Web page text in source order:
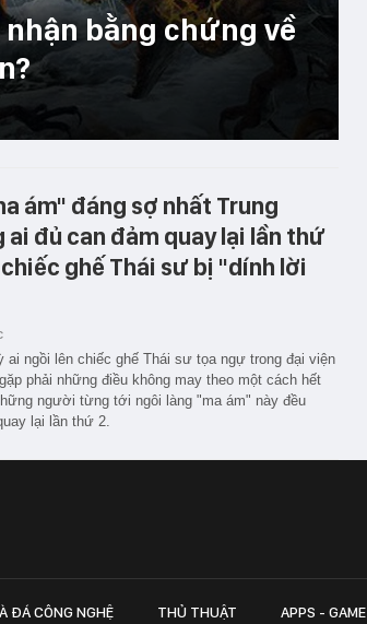
bằng chứng về
ám" đáng sợ nhất Trung
ai đủ can đảm quay lại lần thứ
chiếc ghế Thái sư bị "dính lời
ai ngồi lên chiếc ghế Thái sư tọa ngự trong đại viện
phải những điều không may theo một cách hết
người từng tới ngôi làng "ma ám" này đều
lại lần thứ 2.
ĐÁ CÔNG NGHỆ THỦ THUẬT APPS - GAME